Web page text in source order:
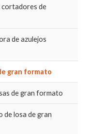
cortadores de
de azulejos
gran formato
de gran formato
de losa de gran